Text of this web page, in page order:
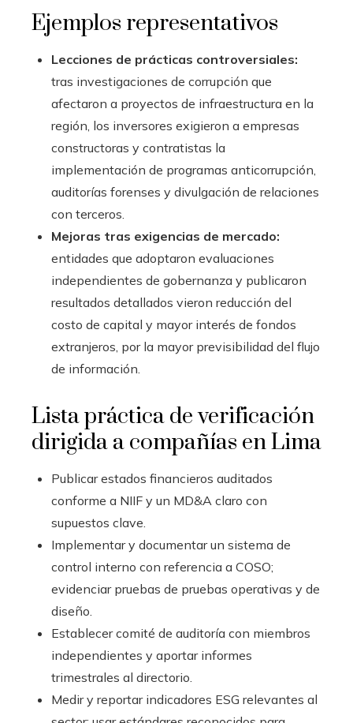
Ejemplos representativos
Lecciones de prácticas controversiales:
tras investigaciones de corrupción que
afectaron a proyectos de infraestructura en la
región, los inversores exigieron a empresas
constructoras y contratistas la
implementación de programas anticorrupción,
auditorías forenses y divulgación de relaciones
con terceros.
Mejoras tras exigencias de mercado:
entidades que adoptaron evaluaciones
independientes de gobernanza y publicaron
resultados detallados vieron reducción del
costo de capital y mayor interés de fondos
extranjeros, por la mayor previsibilidad del flujo
de información.
Lista práctica de verificación
dirigida a compañías en Lima
Publicar estados financieros auditados
conforme a NIIF y un MD&A claro con
supuestos clave.
Implementar y documentar un sistema de
control interno con referencia a COSO;
evidenciar pruebas de pruebas operativas y de
diseño.
Establecer comité de auditoría con miembros
independientes y aportar informes
trimestrales al directorio.
Medir y reportar indicadores ESG relevantes al